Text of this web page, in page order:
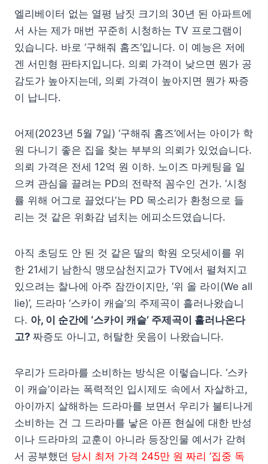
엘리베이터 없는 열평 남짓 크기의 30년 된 아파트에
서 사는 제가 매번 꾸준히 시청하는 TV 프로그램이
있습니다. 바로 ‘구해줘 홈즈’입니다. 이 예능은 저에
겐 서민형 판타지입니다. 의뢰 가격이 낮으면 뭔가 공
감도가 높아지는데, 의뢰 가격이 높아지면 뭔가 짜증
이 납니다.
어제(2023년 5월 7일) ‘구해줘 홈즈’에서는 아이가 학
원 다니기 좋은 집을 찾는 부부의 의뢰가 있었습니다.
의뢰 가격은 전세 12억 원 이하. 노이즈 마케팅을 일
으켜 관심을 끌려는 PD의 전략적 꼼수인 건가. ‘시청
률 위해 어그로 끌었다’는 PD 목소리가 환청으로 들
리는 것 같은 위화감 넘치는 에피소드였습니다.
아직 초딩도 안 된 것 같은 딸의 학원 오딧세이를 위
한 21세기 남한식 맹모삼천지교가 TV에서 펼쳐지고
있으려는 찰나에 아주 잠깐이지만, ‘위 올 라이(We all
lie)’, 드라마 ‘스카이 캐슬’의 주제곡이 흘러나왔습니
다. 아, 이 순간에 ‘스카이 캐슬’ 주제곡이 흘러나온다
고? 짜증도 아니고, 허탈한 웃음이 나왔습니다.
우리가 드라마를 소비하는 방식은 이렇습니다. ‘스카
이 캐슬’이라는 폭력적인 입시제도 속에서 자살하고,
아이까지 살해하는 드라마를 보면서 우리가 불티나게
소비하는 건 그 드라마를 낳은 아픈 현실에 대한 반성
이나 드라마의 교훈이 아니라 등장인물 예서가 갇혀
서 공부했던 당시 최저 가격 245만 원 짜리 ‘집중 독